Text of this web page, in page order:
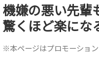
機嫌の悪い先輩
驚くほど楽にな
※本ページはプロモーショ